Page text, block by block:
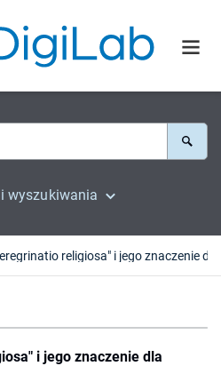
wyszukiwania
i jego znaczenie dla